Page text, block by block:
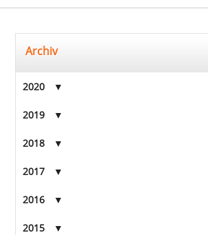
Archiv
2020
2019
2018
2017
2016
2015